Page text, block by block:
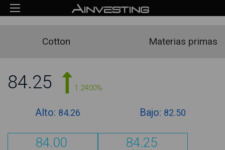
Cotton Materias primas
84.25 1.2400%
Alto: 84.26 Bajo: 82.50
84.00 84.25